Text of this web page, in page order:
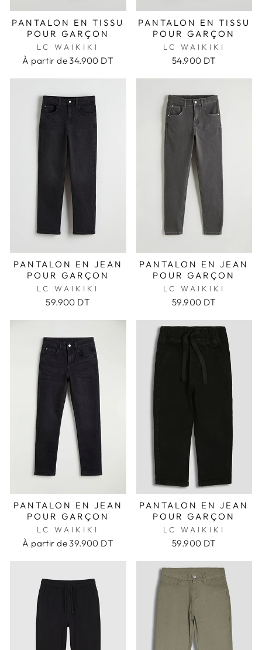
PANTALON EN TISSU
POUR GARÇON
LC WAIKIKI
À partir de34.900 DT
PANTALON EN TISSU
POUR GARÇON
LC WAIKIKI
54.900 DT
PANTALON EN JEAN
POUR GARÇON
LC WAIKIKI
59.900 DT
PANTALON EN JEAN
POUR GARÇON
LC WAIKIKI
59.900 DT
PANTALON EN JEAN
POUR GARÇON
LC WAIKIKI
À partir de39.900 DT
PANTALON EN JEAN
POUR GARÇON
LC WAIKIKI
59.900 DT